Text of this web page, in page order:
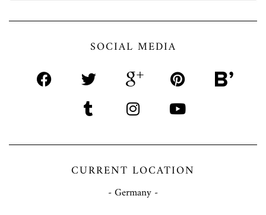
SOCIAL MEDIA
CURRENT LOCATION
- Germany -